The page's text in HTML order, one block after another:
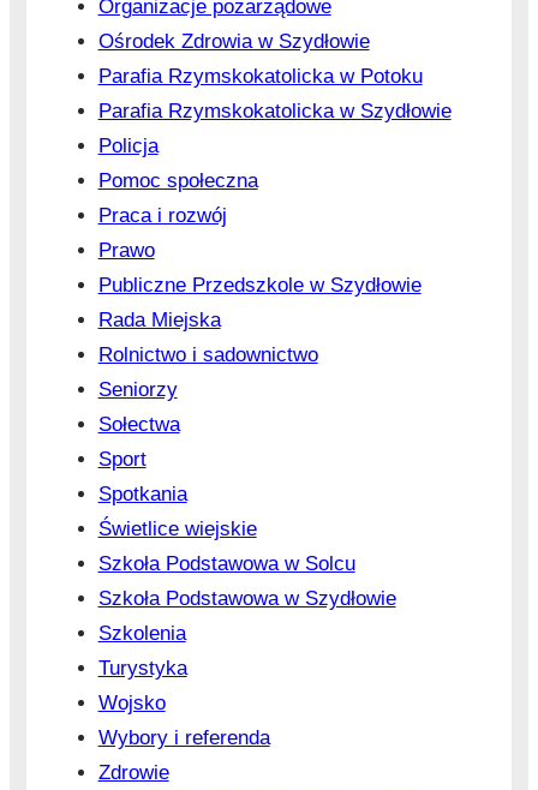
Organizacje pozarządowe
Ośrodek Zdrowia w Szydłowie
Parafia Rzymskokatolicka w Potoku
Parafia Rzymskokatolicka w Szydłowie
Policja
Pomoc społeczna
Praca i rozwój
Prawo
Publiczne Przedszkole w Szydłowie
Rada Miejska
Rolnictwo i sadownictwo
Seniorzy
Sołectwa
Sport
Spotkania
Świetlice wiejskie
Szkoła Podstawowa w Solcu
Szkoła Podstawowa w Szydłowie
Szkolenia
Turystyka
Wojsko
Wybory i referenda
Zdrowie